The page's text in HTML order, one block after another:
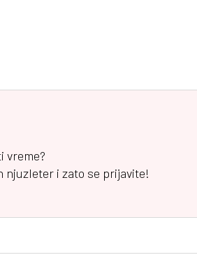
vreme?
njuzleter i zato se prijavite!